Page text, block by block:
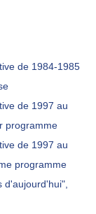
de 1984-1985
de 1997 au
programme
de 1997 au
programme
d'aujourd'hui",